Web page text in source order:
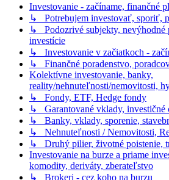
Investovanie - začíname, finančné
↳ Potrebujem investovať, sporiť,
↳ Podozrivé subjekty, nevýhodné
investície
↳ Investovanie v začiatkoch -
↳ Finančné poradenstvo,
Kolektívne investovanie, banky,
reality/nehnuteľnosti/nemovitosti,
↳ Fondy, ETF, Hedge fondy
↳ Garantované vklady, investičné
↳ Banky, vklady, sporenie,
↳ Nehnuteľnosti / Nemovitosti,
↳ Druhý pilier, životné poistenie,
Investovanie na burze a priame
komodity, deriváty, zberateľstvo
↳ Brokeri - cez koho na burzu